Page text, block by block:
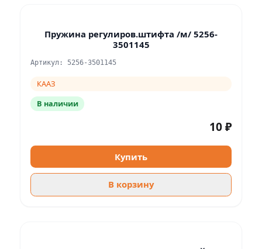
Пружина регулиров.штифта /м/ 5256-
3501145
Артикул: 5256-3501145
КААЗ
В наличии
10 ₽
Купить
В корзину